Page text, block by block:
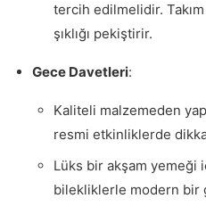
tercih edilmelidir.
şıklığı pekiştirir.
Gece Davetleri:
Kaliteli malzemeden
resmi etkinliklerde
Lüks bir akşam yemeği
bilekliklerle modern bir